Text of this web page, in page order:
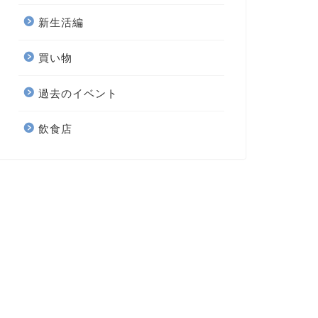
新生活編
買い物
過去のイベント
飲食店